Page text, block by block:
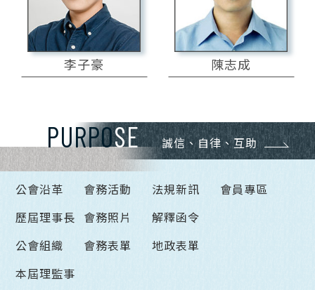
李子豪 陳志成
PURPOSE 誠信、自律、互助
公會沿革
歷屆理事長
公會組織
本屆理監事
會務活動
會務照片
會務表單
法規新訊
解釋函令
地政表單
會員專區